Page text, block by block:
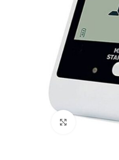
Büyütmek için